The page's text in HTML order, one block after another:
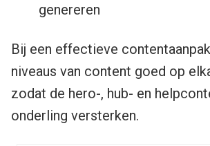
genereren
Bij een effectieve
niveaus van content goed op
zodat de hero-, hub- en
onderling versterken.